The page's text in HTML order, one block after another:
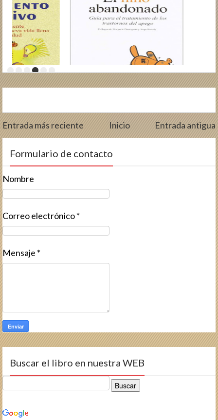
Entrada más reciente Inicio Entrada antigua
Formulario de contacto
Nombre
Correo electrónico*
Mensaje *
Buscar el libro en nuestra WEB